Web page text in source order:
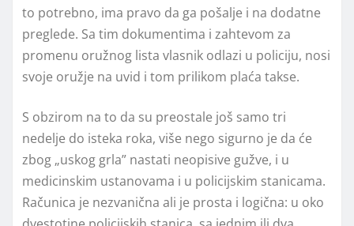
to potrebno, ima pravo da ga pošalje i na dodatne
preglede. Sa tim dokumentima i zahtevom za
promenu oružnog lista vlasnik odlazi u policiju, nosi
svoje oružje na uvid i tom prilikom plaća takse.
S obzirom na to da su preostale još samo tri
nedelje do isteka roka, više nego sigurno je da će
zbog „uskog grla” nastati neopisive gužve, i u
medicinskim ustanovama i u policijskim stanicama.
Računica je nezvanična ali je prosta i logična: u oko